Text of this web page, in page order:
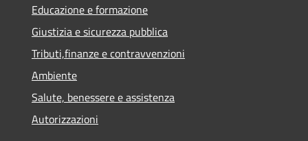
Educazione e formazione
Giustizia e sicurezza pubblica
Tributi,finanze e contravvenzioni
Ambiente
Salute, benessere e assistenza
Autorizzazioni